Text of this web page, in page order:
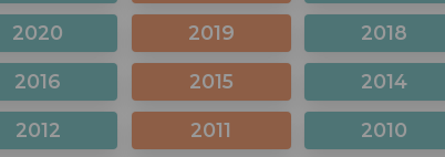
2020 2019 2018
2016 2015 2014
2012 2011 2010